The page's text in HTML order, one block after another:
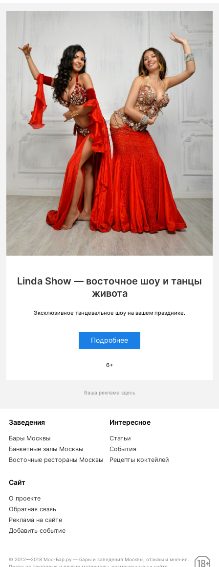
Linda Show — восточное шоу и танцы
живота
Эксклюзивное танцевальное шоу на вашем празднике.
Подробнее
6+
Ваша реклама здесь
Заведения
Бары Москвы
Банкетные залы Москвы
Восточные рестораны Москвы
Интересное
Статьи
События
Рецепты коктейлей
Сайт
О проекте
Обратная свзяь
Реклама на сайте
Добавить событие
© 2012—2018 Мос-Бар.ру — бары и заведения Москвы, отзывы и мнения.